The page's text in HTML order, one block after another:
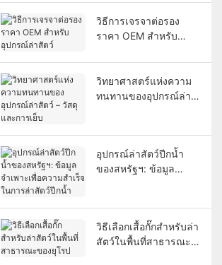
วิธีการเจรจาต่อรอง
ราคา OEM สำหรับ
วิทยาศาสตร์แห่งความ
ทนทานของอุปกรณ์ล่า
อุปกรณ์ล่าสัตว์ปีกน้ำ
ของสหรัฐฯ: ข้อมูล
วิธีเลือกเสื้อกั๊กสำหรับล่า
สัตว์ในพื้นที่สาธารณะ